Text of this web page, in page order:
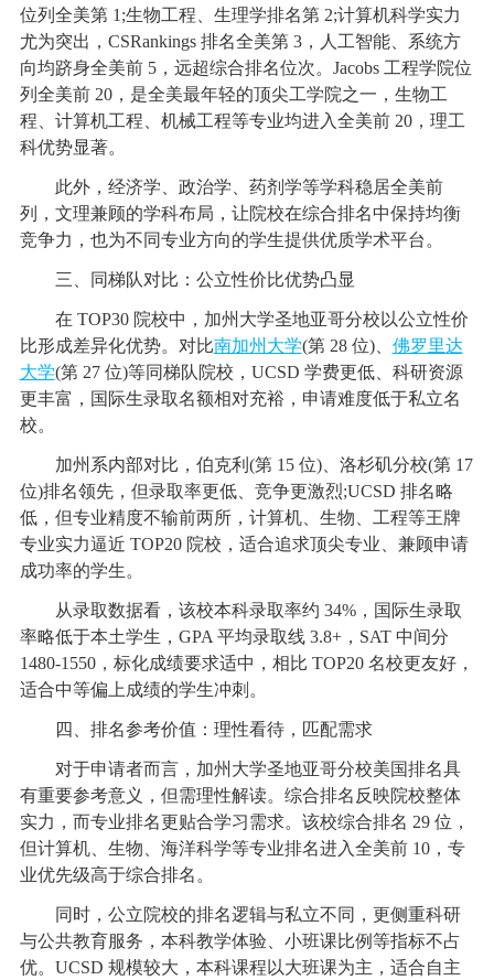
位列全美第 1;生物工程、生理学排名第 2;计算机科学实力
尤为突出，CSRankings 排名全美第 3，人工智能、系统方
向均跻身全美前 5，远超综合排名位次。Jacobs 工程学院位
列全美前 20，是全美最年轻的顶尖工学院之一，生物工
程、计算机工程、机械工程等专业均进入全美前 20，理工
科优势显著。
此外，经济学、政治学、药剂学等学科稳居全美前
列，文理兼顾的学科布局，让院校在综合排名中保持均衡
竞争力，也为不同专业方向的学生提供优质学术平台。
三、同梯队对比：公立性价比优势凸显
在 TOP30 院校中，加州大学圣地亚哥分校以公立性价
比形成差异化优势。对比南加州大学(第 28 位)、 佛罗里达
大学(第 27 位)等同梯队院校，UCSD 学费更低、科研资源
更丰富，国际生录取名额相对充裕，申请难度低于私立名
校。
加州系内部对比，伯克利(第 15 位)、洛杉矶分校(第 17
位)排名领先，但录取率更低、竞争更激烈;UCSD 排名略
低，但专业精度不输前两所，计算机、生物、工程等王牌
专业实力逼近 TOP20 院校，适合追求顶尖专业、兼顾申请
成功率的学生。
从录取数据看，该校本科录取率约 34%，国际生录取
率略低于本土学生，GPA 平均录取线 3.8+，SAT 中间分
1480-1550，标化成绩要求适中，相比 TOP20 名校更友好，
适合中等偏上成绩的学生冲刺。
四、排名参考价值：理性看待，匹配需求
对于申请者而言，加州大学圣地亚哥分校美国排名具
有重要参考意义，但需理性解读。综合排名反映院校整体
实力，而专业排名更贴合学习需求。该校综合排名 29 位，
但计算机、生物、海洋科学等专业排名进入全美前 10，专
业优先级高于综合排名。
同时，公立院校的排名逻辑与私立不同，更侧重科研
与公共教育服务，本科教学体验、小班课比例等指标不占
优。UCSD 规模较大，本科课程以大班课为主，适合自主